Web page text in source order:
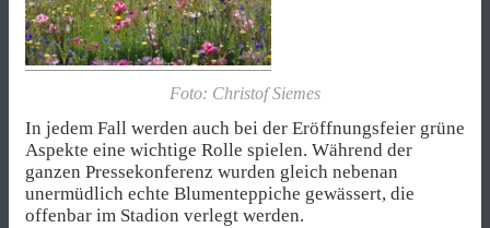
Foto: Christof Siemes
In jedem Fall werden auch bei der Eröffnungsfeier grüne
Aspekte eine wichtige Rolle spielen. Während der
ganzen Pressekonferenz wurden gleich nebenan
unermüdlich echte Blumenteppiche gewässert, die
offenbar im Stadion verlegt werden.